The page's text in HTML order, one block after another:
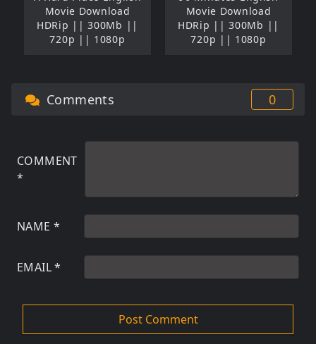
Movie Download
HDRip || 300Mb ||
720p || 1080p
Movie Download
HDRip || 300Mb ||
720p || 1080p
Comments 0
COMMENT
*
NAME *
EMAIL*